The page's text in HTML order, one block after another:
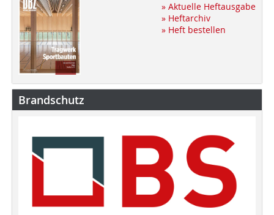
» Aktuelle Heftausgabe
» Heftarchiv
» Heft bestellen
Brandschutz